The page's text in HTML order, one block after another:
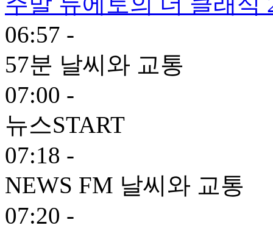
06:57 -
57분 날씨와 교통
07:00 -
뉴스START
07:18 -
NEWS FM 날씨와 교통
07:20 -